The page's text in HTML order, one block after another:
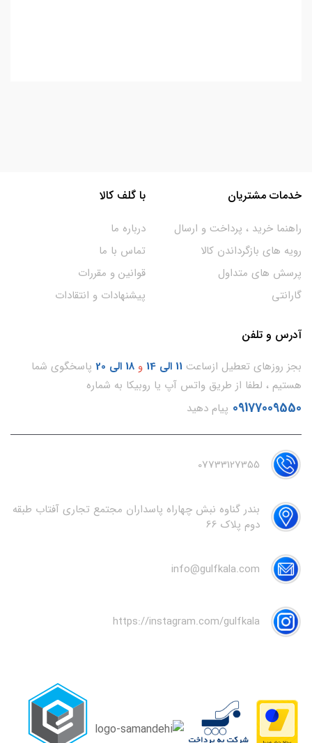
خدمات مشتریان
راهنما خرید ، پرداخت و ارسال
رویه های بازگرداندن کالا
پرسش های متداول
گارانتی
با گلف کالا
درباره ما
تماس با ما
قوانین و مقررات
پیشنهادات و انتقادات
آدرس و تلفن
بجز روزهای تعطیل ازساعت 11 الی 14 و 18 الی 20
پاسخگوی شما
هستیم ، لطفا از طریق واتس آپ یا روبیکا به شماره
09177009550 پیام دهید
07733127355
بندر گناوه نبش چهاراه پاسداران مجتمع تجاری آفتاب طبقه
دوم پلاک 66
info@gulfkala.com
https://instagram.com/gulfkala